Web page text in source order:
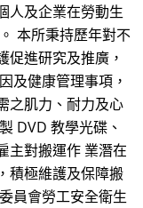
人及企業在勞動生
本所秉持歷年對不
促進研究及推廣，
及健康管理事項，
之肌力、耐力及心
DVD 教學光碟、
主對搬運作 業潛在
積極維護及保障搬
員會勞工安全衛生